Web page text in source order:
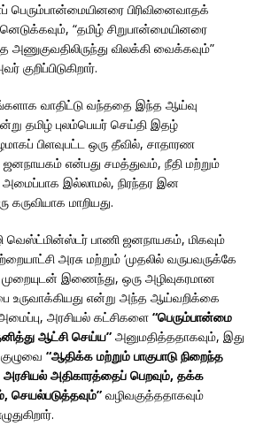
பெரும்பான்மையினரை பிரிவினைவாதக்
“தமிழ் சிறுபான்மையினரை
விலக்கி வைக்கவும்”
வாதிட்டு வந்ததை இந்த ஆய்வு
என்று தமிழ் புலம்பெயர் செய்தி இதழ்
பிளவுபட்ட ஒரு தீவில், சாதாரண
என்பது சமத்துவம், நீதி மற்றும்
இல்லாமல், நிரந்தர இன
மாறியது.
வெஸ்ட்மின்ஸ்டர் பாணி ஜனநாயகம், மிகவும்
அரசு மற்றும் ‘முதலில் வருபவருக்கே
இணைந்து, ஒரு அழிவுகரமான
உருவாக்கியது என்று அந்த ஆய்வறிக்கை
அரசியல் கட்சிகளை “பெரும்பான்மை
ஆட்சி செய்ய” அனுமதித்ததாகவும், இது
“ஆதிக்க மற்றும் பாகுபாடு நிறைந்த
அரசியல் அதிகாரத்தைப் பெறவும், தக்க
வழிவகுத்ததாகவும்